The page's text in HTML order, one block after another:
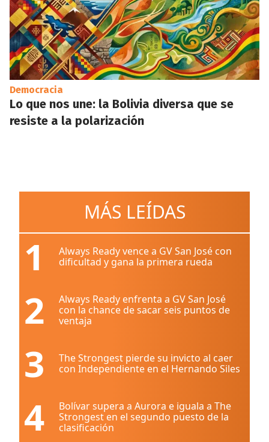
Democracia
Lo que nos une: la Bolivia diversa que se
resiste a la polarización
MÁS LEÍDAS
1
Always Ready vence a GV San José con
dificultad y gana la primera rueda
2
Always Ready enfrenta a GV San José
con la chance de sacar seis puntos de
ventaja
3
The Strongest pierde su invicto al caer
con Independiente en el Hernando Siles
4
Bolívar supera a Aurora e iguala a The
Strongest en el segundo puesto de la
clasificación